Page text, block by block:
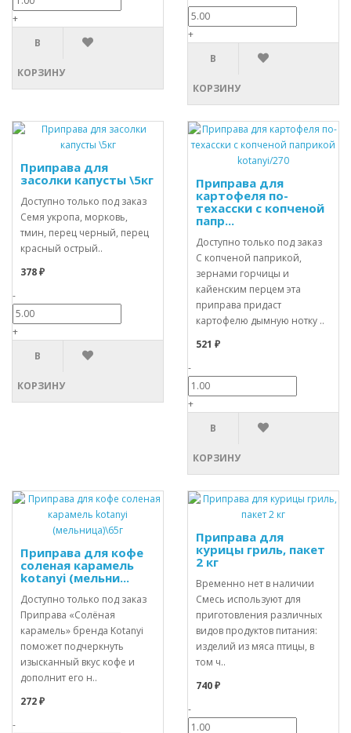
+
В
КОРЗИНУ
+
В
КОРЗИНУ
Приправа для
засолки капусты \5кг
Доступно только под заказ
Семя укропа, морковь,
тмин, перец черный, перец
красный острый..
378 ₽
-
+
В
КОРЗИНУ
Приправа для
картофеля по-
техасски с копченой
папр...
Доступно только под заказ
С копченой паприкой,
зернами горчицы и
кайенским перцем эта
приправа придаст
картофелю дымную нотку ..
521 ₽
-
+
В
КОРЗИНУ
Приправа для кофе
соленая карамель
kotanyi (мельни...
Доступно только под заказ
Приправа «Солёная
карамель» бренда Kotanyi
поможет подчеркнуть
изысканный вкус кофе и
дополнит его н..
272 ₽
-
Приправа для
курицы гриль, пакет
2 кг
Временно нет в наличии
Смесь используют для
приготовления различных
видов продуктов питания:
изделий из мяса птицы, в
том ч..
740 ₽
-